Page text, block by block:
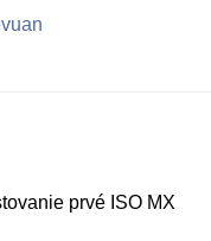
prvé ISO MX